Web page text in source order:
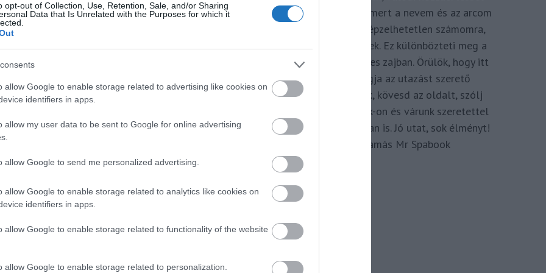
opt-out of Collection, Use, Retention, Sale, and/or Sharing
Data that Is Unrelated with the Purposes for which it
allow Google to enable storage related to advertising like cookies on
identifiers in apps.
allow my user data to be sent to Google for online advertising
allow Google to send me personalized advertising.
allow Google to enable storage related to analytics like cookies on
identifiers in apps.
allow Google to enable storage related to functionality of the website
allow Google to enable storage related to personalization.
LÉGITÁRSASÁG: KM MALTA
Tamás
magyarok számára izgalmas, hogy Bécsből
több mint 250,000 férőhelyet értékesített az
A 2024-es előfoglalások a légitársaság nyári
járatai mindössze egy hónapja érhetők el a
erős kereslet tapasztalható a drágább business
iránt. A tájékoztató szerint az európai
megkomponálva, mert a nevem és az arcom
adom hozzá. Elképzelhetetlen számomra,
hogy ne így tegyek. Ez különbözteti meg a
Spabook-ot a netes zajban. Örülök, hogy itt
vagy, légy tagja az utazást szerető
Közösségünknek, kövesd az oldalt, szólj
hozzá a Facebook-on és várunk szeretettel
zárt csoportunkban is. Jó utat, sok élményt!
Kassay Tamás Mr Spabook